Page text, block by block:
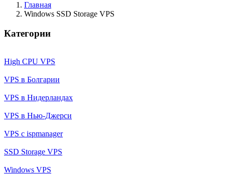
Главная
Windows SSD Storage VPS
Категории
High CPU VPS
VPS в Болгарии
VPS в Нидерландах
VPS в Нью-Джерси
VPS с ispmanager
SSD Storage VPS
Windows VPS